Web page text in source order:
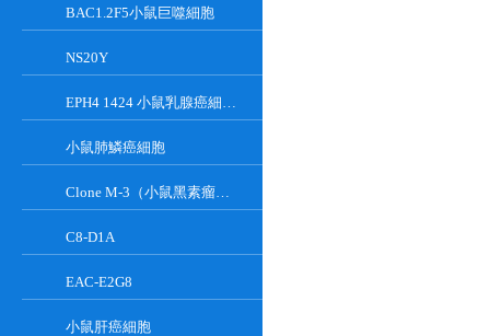
BAC1.2F5小鼠巨噬細胞
NS20Y
EPH4 1424 小鼠乳腺癌細胞系
小鼠肺鱗癌細胞
Clone M-3（小鼠黑素瘤細胞）
C8-D1A
EAC-E2G8
小鼠肝癌細胞